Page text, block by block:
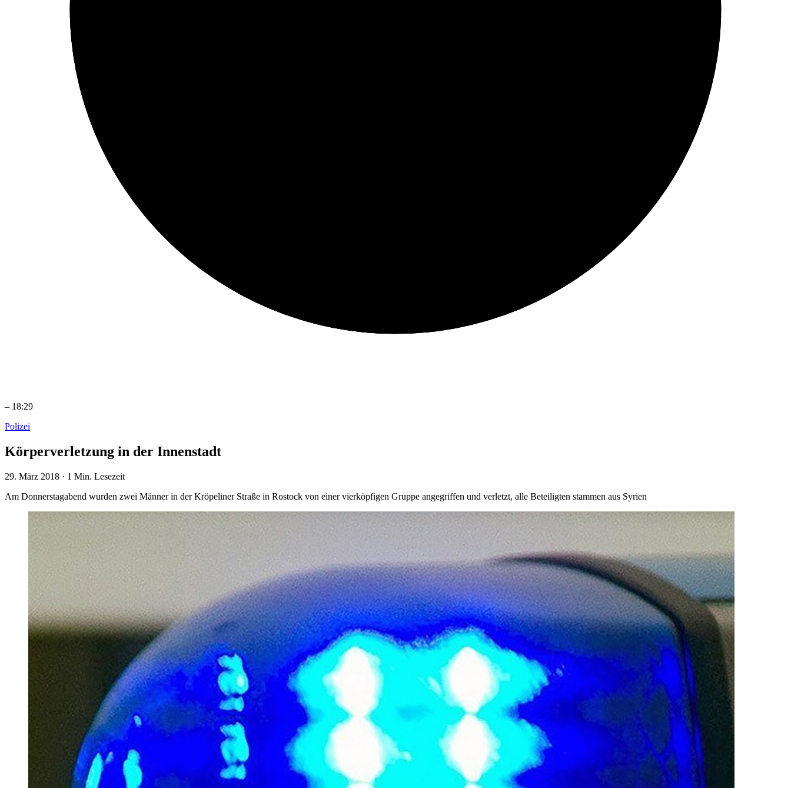
– 18:29
Polizei
Körperverletzung in der Innenstadt
29. März 2018 · 1 Min. Lesezeit
Am Donnerstagabend wurden zwei Männer in der Kröpeliner Straße in Rostock von einer vierköpfigen Gruppe angegriffen und verletzt, alle Beteiligten stammen aus Syrien